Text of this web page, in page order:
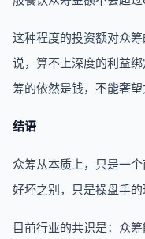
这种程度的投资额对众
说，算不上深度的利益
筹的依然是钱，不能奢望
结语
众筹从本质上，只是一
好坏之别，只是操盘手的
目前行业的共识是：众